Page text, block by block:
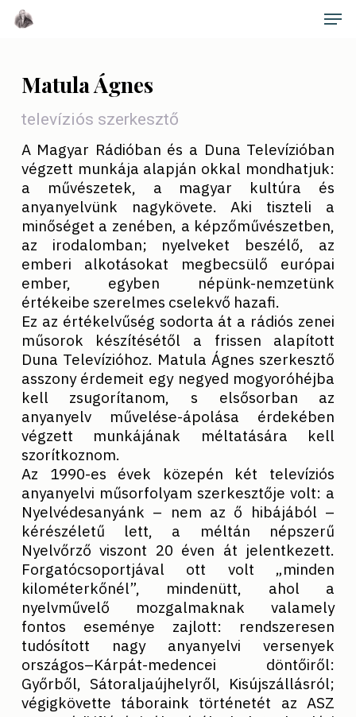
Skip
Matula Ágnes
televíziós szerkesztő
A Magyar Rádióban és a Duna Televízióban
végzett munkája alapján okkal mondhatjuk:
a művészetek, a magyar kultúra és
anyanyelvünk nagykövete. Aki tiszteli a
minőséget a zenében, a képzőművészetben,
az irodalomban; nyelveket beszélő, az
emberi alkotásokat megbecsülő európai
ember, egyben népünk-nemzetünk
értékeibe szerelmes cselekvő hazafi.
Ez az értékelvűség sodorta át a rádiós zenei
műsorok készítésétől a frissen alapított
Duna Televízióhoz. Matula Ágnes szerkesztő
asszony érdemeit egy negyed mogyoróhéjba
kell zsugorítanom, s elsősorban az
anyanyelv művelése-ápolása érdekében
végzett munkájának méltatására kell
szorítkoznom.
Az 1990-es évek közepén két televíziós
anyanyelvi műsorfolyam szerkesztője volt: a
Nyelvédesanyánk – nem az ő hibájából –
kérészéletű lett, a méltán népszerű
Nyelvőrző viszont 20 éven át jelentkezett.
Forgatócsoportjával ott volt „minden
kilométerkőnél”, mindenütt, ahol a
nyelvművelő mozgalmaknak valamely
fontos eseménye zajlott: rendszeresen
tudósított nagy anyanyelvi versenyek
országos–Kárpát-medencei döntőiről:
Győrből, Sátoraljaújhelyről, Kisújszállásról;
végigkövette táboraink történetét az ASZ